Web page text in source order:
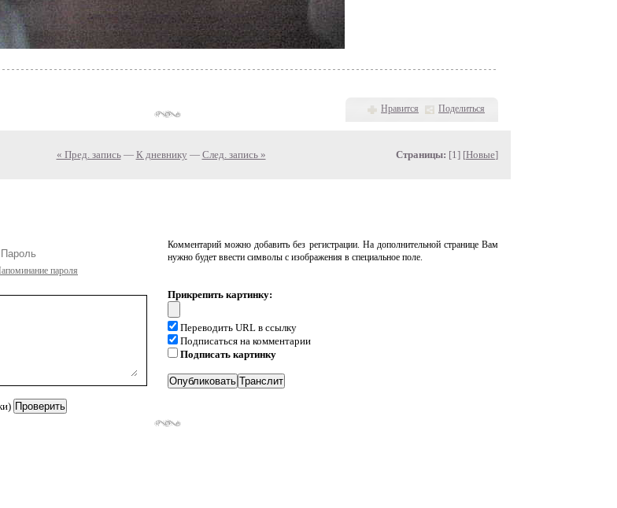
Нравится Поделиться
« Пред. запись— К дневнику — След. запись » Страницы: [1] [Новые]
пароля
Комментарий можно добавить без регистрации. На дополнительной странице Вам
нужно будет ввести символы с изображения в специальное поле.
Прикрепить картинку:
Переводить URL в ссылку
Подписаться на комментарии
Подписать картинку